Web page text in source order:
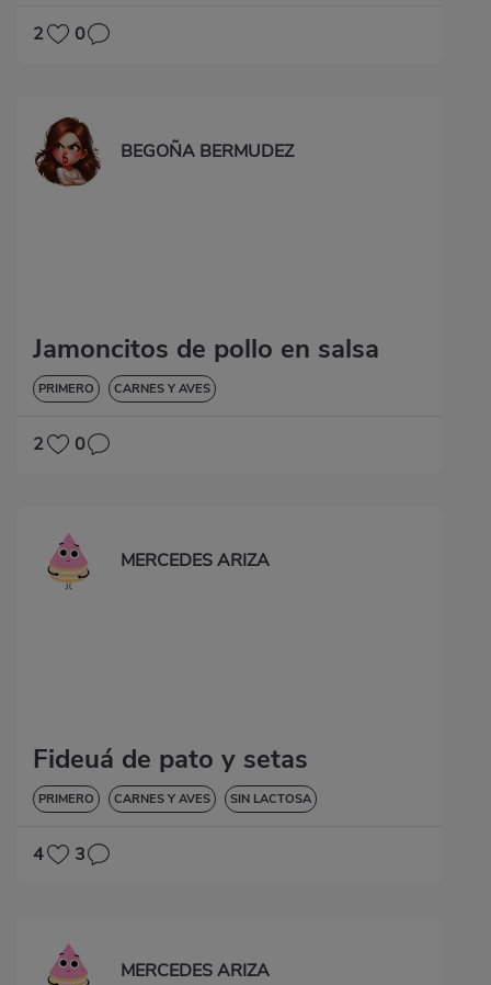
2 0
BEGOÑA BERMUDEZ
Jamoncitos de pollo en salsa
PRIMERO CARNES Y AVES
2 0
MERCEDES ARIZA
Fideuá de pato y setas
PRIMERO CARNES Y AVES SIN LACTOSA
4 3
MERCEDES ARIZA